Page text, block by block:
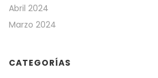
Abril 2024
Marzo 2024
CATEGORÍAS